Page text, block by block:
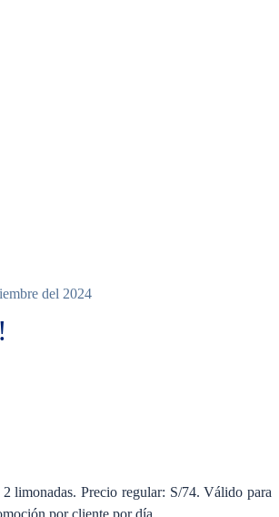
del 2024
limonadas. Precio regular: S/74. Válido para
por cliente por día.